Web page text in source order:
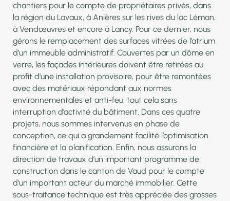
chantiers pour le compte de propriétaires privés, dans
la région du Lavaux, à Anières sur les rives du lac Léman,
à Vendœuvres et encore à Lancy. Pour ce dernier, nous
gérons le remplacement des surfaces vitrées de l’atrium
d’un immeuble administratif. Couvertes par un dôme en
verre, les façades intérieures doivent être retirées au
profit d’une installation provisoire, pour être remontées
avec des matériaux répondant aux normes
environnementales et anti-feu, tout cela sans
interruption d’activité du bâtiment. Dans ces quatre
projets, nous sommes intervenus en phase de
conception, ce qui a grandement facilité l’optimisation
financière et la planification. Enfin, nous assurons la
direction de travaux d’un important programme de
construction dans le canton de Vaud pour le compte
d’un important acteur du marché immobilier. Cette
sous-traitance technique est très appréciée des grosses